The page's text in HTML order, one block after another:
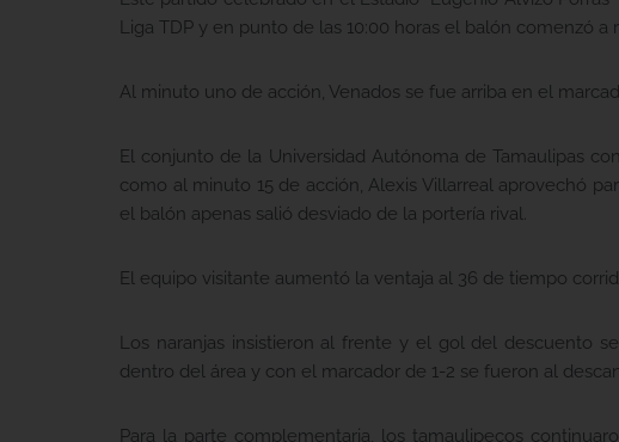
Liga TDP y en punto de las 10:00 horas el balón comenzó
Al minuto uno de acción, Venados se fue arriba en el
El conjunto de la Universidad Autónoma de Tamaulipas
como al minuto 15 de acción, Alexis Villarreal aprovechó
el balón apenas salió desviado de la portería rival.
El equipo visitante aumentó la ventaja al 36 de tiempo
Los naranjas insistieron al frente y el gol del descuento
dentro del área y con el marcador de 1-2 se fueron al
Para la parte complementaria, los tamaulipecos